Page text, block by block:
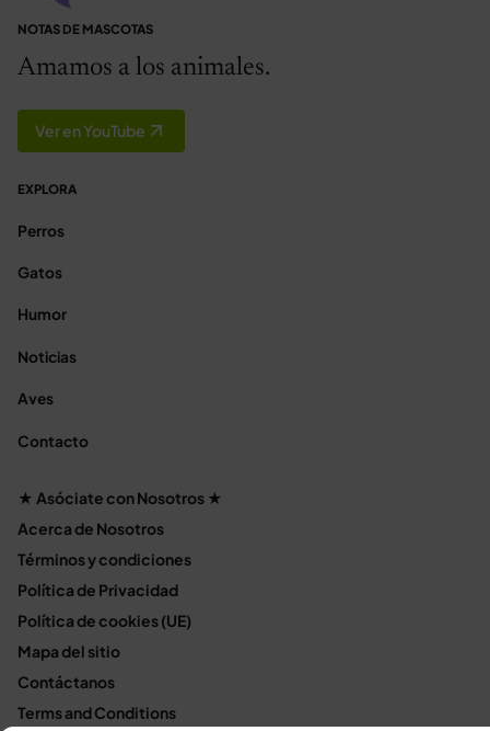
NOTAS DE MASCOTAS
Amamos a los animales.
Ver en YouTube
EXPLORA
Perros
Gatos
Humor
Noticias
Aves
Contacto
★ Asóciate con Nosotros ★
Acerca de Nosotros
Términos y condiciones
Política de Privacidad
Política de cookies (UE)
Mapa del sitio
Contáctanos
Terms and Conditions